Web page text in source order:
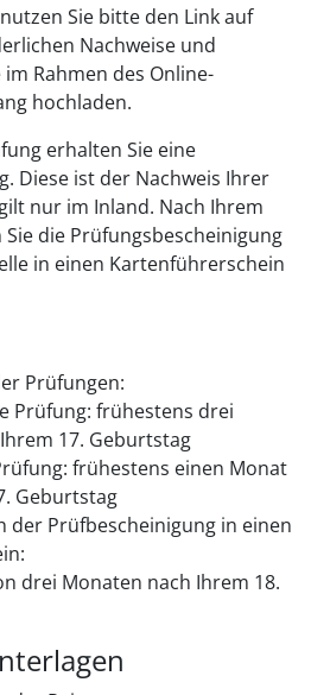
Sie bitte den Link auf
Nachweise und
Rahmen des Online-
hochladen.
erhalten Sie eine
Diese ist der Nachweis Ihrer
nur im Inland. Nach Ihrem
die Prüfungsbescheinigung
in einen Kartenführerschein
Prüfungen:
Prüfung: frühestens drei
17. Geburtstag
frühestens einen Monat
Geburtstag
der Prüfbescheinigung in einen
drei Monaten nach Ihrem 18.